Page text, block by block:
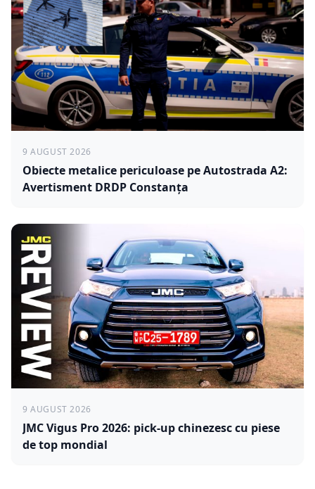
9 AUGUST 2026
Obiecte metalice periculoase pe Autostrada A2:
Avertisment DRDP Constanța
9 AUGUST 2026
JMC Vigus Pro 2026: pick-up chinezesc cu piese
de top mondial